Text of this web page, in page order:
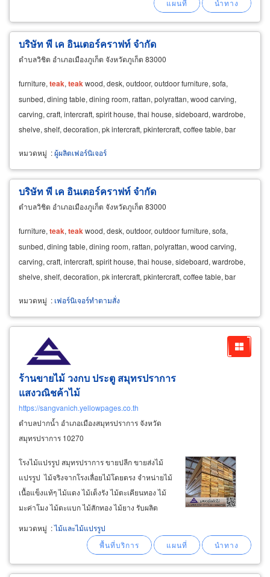
บริษัท พี เค อินเตอร์คราฟท์ จำกัด
ตำบลวิชิต อำเภอเมืองภูเก็ต จังหวัดภูเก็ต 83000
furniture, teak, teakwood, desk, outdoor, outdoor furniture, sofa,
sunbed, dining table, dining room, rattan, polyrattan, wood carving,
carving, craft, intercraft, spirit house, thai house, sideboard, wardrobe,
shelve, shelf, decoration, pk intercraft, pkintercraft, coffee table, bar
หมวดหมู่ :ผู้ผลิตเฟอร์นิเจอร์
บริษัท พี เค อินเตอร์คราฟท์ จำกัด
ตำบลวิชิต อำเภอเมืองภูเก็ต จังหวัดภูเก็ต 83000
furniture, teak, teakwood, desk, outdoor, outdoor furniture, sofa,
sunbed, dining table, dining room, rattan, polyrattan, wood carving,
carving, craft, intercraft, spirit house, thai house, sideboard, wardrobe,
shelve, shelf, decoration, pk intercraft, pkintercraft, coffee table, bar
หมวดหมู่ : เฟอร์นิเจอร์ทำตามสั่ง
ร้านขายไม้ วงกบ ประตู สมุทรปราการ
แสงวณิชค้าไม้
https://sangvanich.yellowpages.co.th
ตำบลปากน้ำ อำเภอเมืองสมุทรปราการ จังหวัด
สมุทรปราการ 10270
โรงไม้แปรรูป สมุทรปราการ ขายปลีก ขายส่งไม้
แปรรูป ไม้จริงจากโรงเลื่อยไม้โดยตรง จำหน่ายไม้
เนื้อแข็งแท้ๆ ไม้แดง ไม้เต็งรัง ไม้ตะเคียนทอง ไม้
มะค่าโมง ไม้ตะแบก ไม้สักทอง ไม้ยาง รับผลิต
วงกบ ประตู หน้าต่าง ขนาดและแบบตามสั่ง ด้วย
ไม้เนื้อดี คุณภาพสูงเกรดเอ โดยช่างฝีมือ ​
จำหน่ายส่งและรับสั่งทำวงกบไม้
หมวดหมู่ :ไม้และไม้แปรรูป